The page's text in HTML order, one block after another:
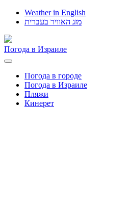
Weather in English
מזג האוויר בעברית
Погода в Израиле
Toggle
navigationПогода в городе
Погода в Израиле
Пляжи
Кинерет